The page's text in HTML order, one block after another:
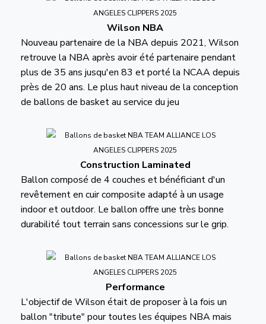
Wilson NBA
Nouveau partenaire de la NBA depuis 2021, Wilson
retrouve la NBA après avoir été partenaire pendant
plus de 35 ans jusqu'en 83 et porté la NCAA depuis
près de 20 ans. Le plus haut niveau de la conception
de ballons de basket au service du jeu
Construction Laminated
Ballon composé de 4 couches et bénéficiant d'un
revêtement en cuir composite adapté à un usage
indoor et outdoor. Le ballon offre une très bonne
durabilité tout terrain sans concessions sur le grip.
Performance
L'objectif de Wilson était de proposer à la fois un
ballon "tribute" pour toutes les équipes NBA mais